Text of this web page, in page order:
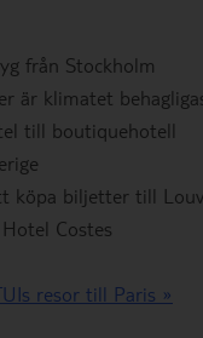
från Stockholm
är klimatet
till boutiquehotell
köpa biljetter till
Costes
resor till Paris »